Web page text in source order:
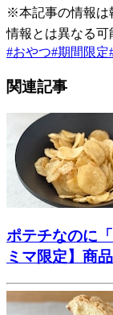
※本記事の情報は
情報とは異なる可
#おやつ#期間限定
関連記事
ポテチなのに
ミマ限定】商